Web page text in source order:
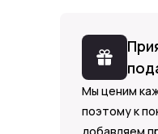
Мы ценим
поэтому к